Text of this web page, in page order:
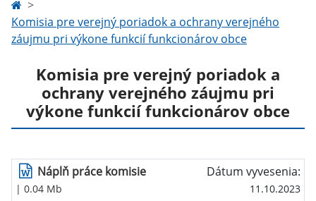
Komisia pre verejný poriadok a ochrany verejného
záujmu pri výkone funkcií funkcionárov obce
Komisia pre verejný poriadok a
ochrany verejného záujmu pri
výkone funkcií funkcionárov obce
Náplň práce komisie
| 0.04 Mb
Dátum vyvesenia:
11.10.2023